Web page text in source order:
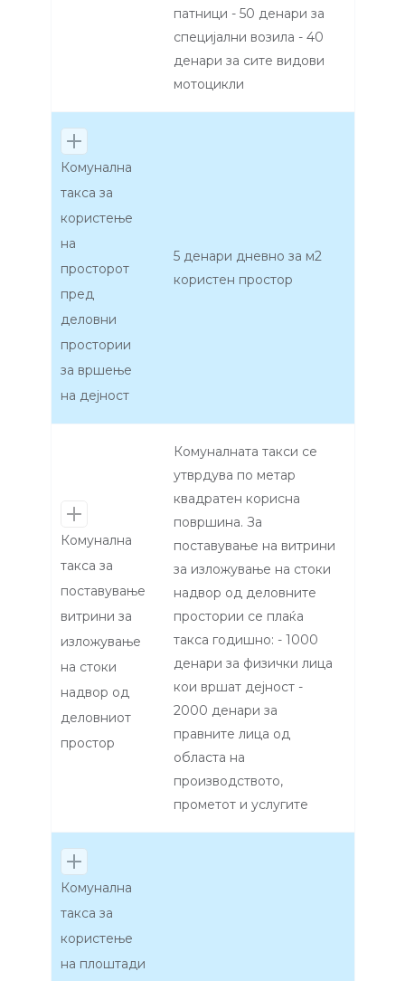
патници - 50 денари за
специјални возила - 40
денари за сите видови
мотоцикли
Комунална
такса за
користење
на
просторот
пред
деловни
простории
за вршење
на дејност
5 денари дневно за м2
користен простор
Комунална
такса за
поставување
витрини за
изложување
на стоки
надвор од
деловниот
простор
Комуналната такси се
утврдува по метар
квадратен корисна
површина. За
поставување на витрини
за изложување на стоки
надвор од деловните
простории се плаќа
такса годишно: - 1000
денари за физички лица
кои вршат дејност -
2000 денари за
правните лица од
областа на
производството,
прометот и услугите
Комунална
такса за
користење
на плоштади